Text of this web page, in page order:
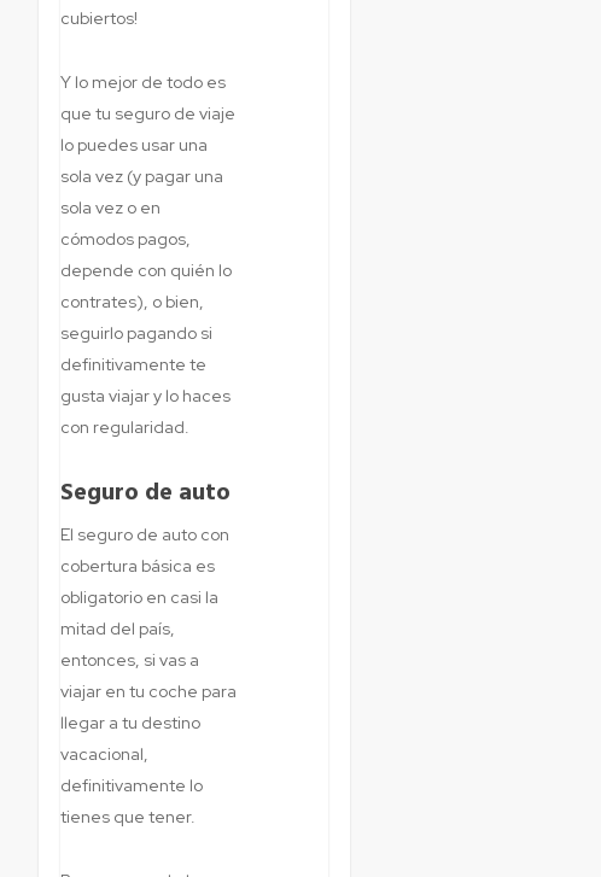
cubiertos!
Y lo mejor de todo es
que tu seguro de viaje
lo puedes usar una
sola vez (y pagar una
sola vez o en
cómodos pagos,
depende con quién lo
contrates), o bien,
seguirlo pagando si
definitivamente te
gusta viajar y lo haces
con regularidad.
Seguro de auto
El seguro de auto con
cobertura básica es
obligatorio en casi la
mitad del país,
entonces, si vas a
viajar en tu coche para
llegar a tu destino
vacacional,
definitivamente lo
tienes que tener.